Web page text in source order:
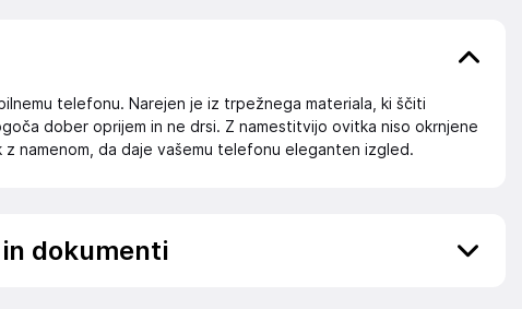
telefonu. Narejen je iz trpežnega materiala, ki ščiti
dober oprijem in ne drsi. Z namestitvijo ovitka niso okrnjene
namenom, da daje vašemu telefonu eleganten izgled.
dokumenti